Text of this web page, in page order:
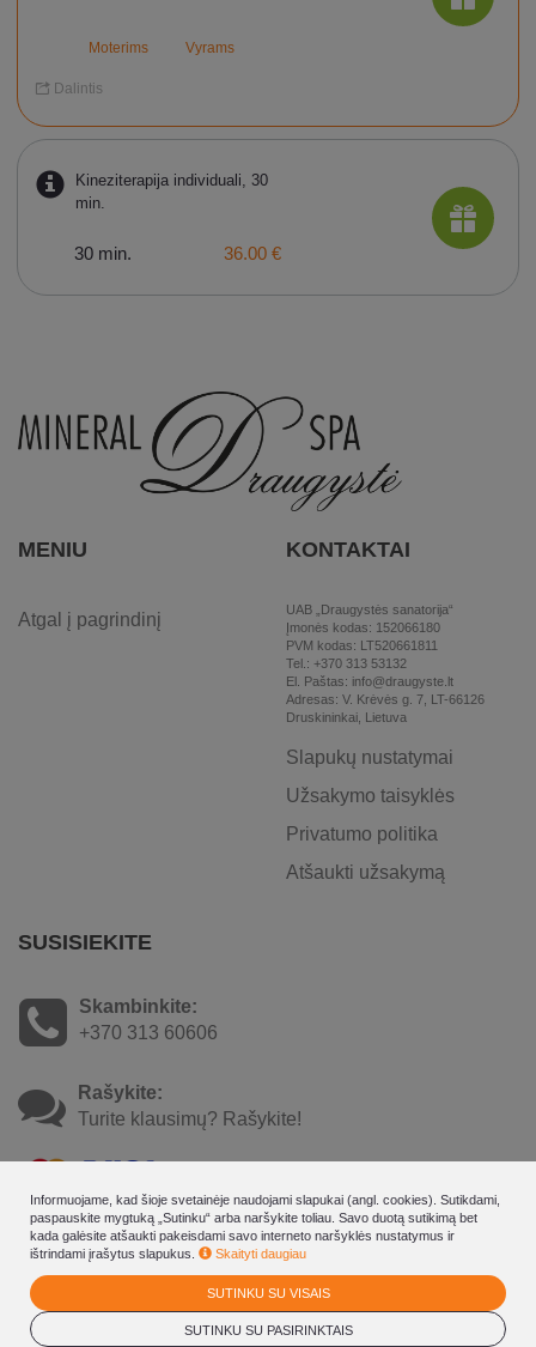
Moterims Vyrams
Dalintis
Kineziterapija individuali, 30
min.
30 min. 36.00 €
MENIU
Atgal į pagrindinį
KONTAKTAI
UAB „Draugystės sanatorija“
Įmonės kodas: 152066180
PVM kodas: LT520661811
Tel.: +370 313 53132
El. Paštas: info@draugyste.lt
Adresas: V. Krėvės g. 7, LT-66126
Druskininkai, Lietuva
Slapukų nustatymai
Užsakymo taisyklės
Privatumo politika
Atšaukti užsakymą
SUSISIEKITE
Skambinkite:
+370 313 60606
Rašykite:
Turite klausimų? Rašykite!
© 2026Mineral SPA Draugyste - rezervavimo internetu - dovanų
kuponų sistema . Visos teisės saugomos
Informuojame, kad šioje svetainėje naudojami slapukai (angl. cookies). Sutikdami,
paspauskite mygtuką „Sutinku“ arba naršykite toliau. Savo duotą sutikimą bet
kada galėsite atšaukti pakeisdami savo interneto naršyklės nustatymus ir
ištrindami įrašytus slapukus.
Skaityti daugiau
SUTINKU SU VISAIS
SUTINKU SU PASIRINKTAIS